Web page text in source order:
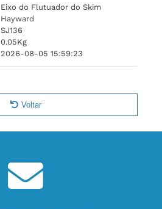
Eixo do Flutuador do Skim
Hayward
SJ136
0.05Kg
2026-08-05 15:59:23
Voltar